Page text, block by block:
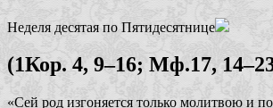
Неделя десятая по Пятидесятнице
(1Кор. 4, 9–16; Мф.17,
«Сей род изгоняется только молитвою и